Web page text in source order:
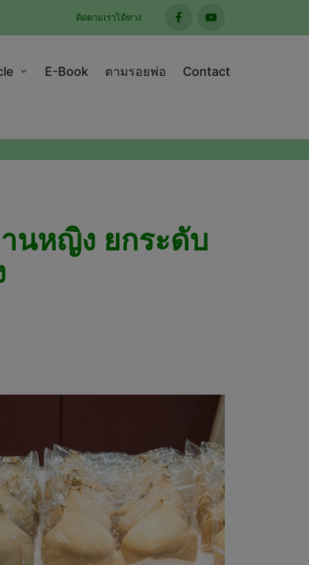
ติดตามเราได้ทาง
facebookyoutube
E-Book ตามรอยพ่อ Contact
นหญิง ยกระดับ